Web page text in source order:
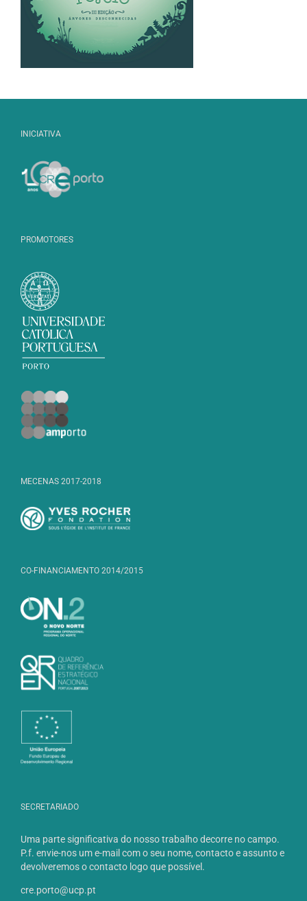
INICIATIVA
PROMOTORES
MECENAS 2017-2018
CO-FINANCIAMENTO 2014/2015
SECRETARIADO
Uma parte significativa do nosso trabalho decorre no campo.
P.f. envie-nos um e-mail com o seu nome, contacto e assunto e
devolveremos o contacto logo que possível.
cre.porto@ucp.pt